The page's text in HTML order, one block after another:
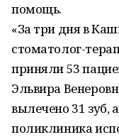
помощь.
«За три дня в
стоматолог-
приняли 53
Эльвира
вылечено 31 зуб,
поликлиника